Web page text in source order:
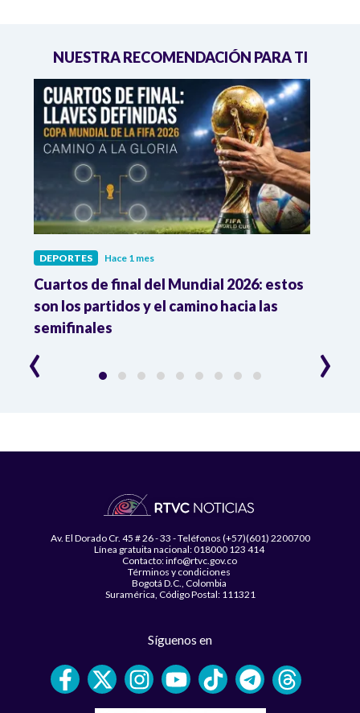
NUESTRA RECOMENDACIÓN PARA TI
DEPORTES Hace 1 mes
Cuartos de final del Mundial 2026: estos
son los partidos y el camino hacia las
semifinales
‹ ›
Av. El Dorado Cr. 45 # 26 - 33 - Teléfonos (+57)(601) 2200700
Línea gratuita nacional: 018000 123 414
Contacto: info@rtvc.gov.co
Términos y condiciones
Bogotá D.C., Colombia
Suramérica, Código Postal: 111321
Síguenos en